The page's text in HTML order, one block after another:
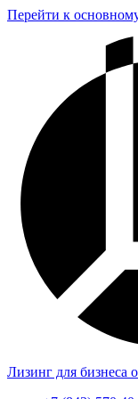
Перейти к
Лизинг для бизнеса